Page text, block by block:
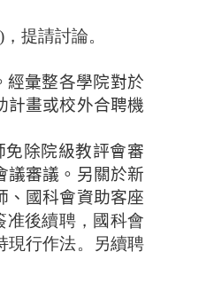
提請討論。
經彙整各學院對於
計畫或校外合聘機
免除院級教評會審
議審議。另關於新
、國科會資助客座
准後續聘，國科會
現行作法。另續聘